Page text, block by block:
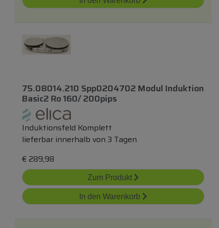
75.08014.210 Spp0204702 Modul Induktion
Basic2 Ro 160/ 200pips
Induktionsfeld Komplett
lieferbar innerhalb von 3 Tagen
€ 289,98
Zum Produkt
In den Warenkorb